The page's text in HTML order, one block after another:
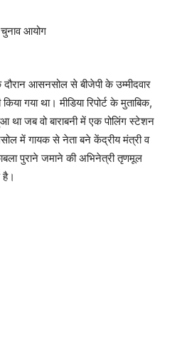
आसनसोल से बीजेपी के उम्मीदवार
गया था। मीडिया रिपोर्ट के मुताबिक,
जब वो बाराबनी में एक पोलिंग स्टेशन
में गायक से नेता बने केंद्रीय मंत्री व
पुराने जमाने की अभिनेत्री तृणमूल